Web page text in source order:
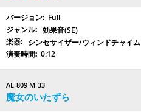
Full
効果音(SE)
シンセサイザー/ウィンドチャイム
0:12
AL-809 M-33
魔女のいたずら